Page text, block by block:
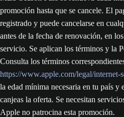
promoción hasta que se cancele. El
registrado y puede cancelarse en
antes de la fecha de renovación, en
servicio. Se aplican los términos y la
Consulta los términos
https://www.apple.com/legal/internet-
la edad mínima necesaria en tu país y
canjeas la oferta. Se necesitan
Apple no patrocina esta promoción.